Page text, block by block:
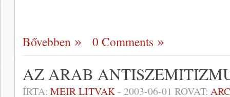
Bővebben 0 Comments
AZ ARAB
ÍRTA: MEIR LITVAK- 2003-06-01 ROVAT: